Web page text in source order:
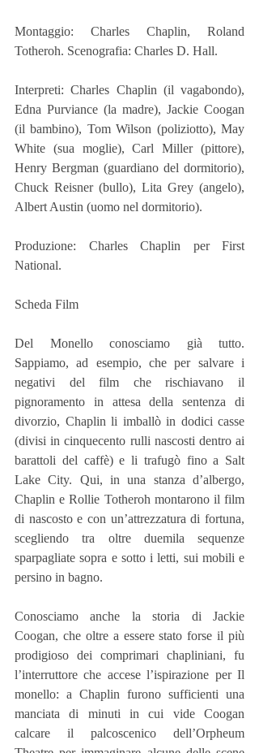
Montaggio: Charles Chaplin, Roland
Totheroh. Scenografia: Charles D. Hall.
Interpreti: Charles Chaplin (il vagabondo),
Edna Purviance (la madre), Jackie Coogan
(il bambino), Tom Wilson (poliziotto), May
White (sua moglie), Carl Miller (pittore),
Henry Bergman (guardiano del dormitorio),
Chuck Reisner (bullo), Lita Grey (angelo),
Albert Austin (uomo nel dormitorio).
Produzione: Charles Chaplin per First
National.
Scheda Film
Del Monello conosciamo già tutto.
Sappiamo, ad esempio, che per salvare i
negativi del film che rischiavano il
pignoramento in attesa della sentenza di
divorzio, Chaplin li imballò in dodici casse
(divisi in cinquecento rulli nascosti dentro ai
barattoli del caffè) e li trafugò fino a Salt
Lake City. Qui, in una stanza d’albergo,
Chaplin e Rollie Totheroh montarono il film
di nascosto e con un’attrezzatura di fortuna,
scegliendo tra oltre duemila sequenze
sparpagliate sopra e sotto i letti, sui mobili e
persino in bagno.
Conosciamo anche la storia di Jackie
Coogan, che oltre a essere stato forse il più
prodigioso dei comprimari chapliniani, fu
l’interruttore che accese l’ispirazione per Il
monello: a Chaplin furono sufficienti una
manciata di minuti in cui vide Coogan
calcare il palcoscenico dell’Orpheum